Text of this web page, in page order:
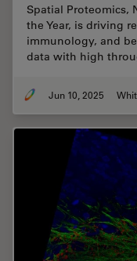
Spatial Proteomics,
the Year, is driving
immunology, and
data with high
Jun 10, 2025